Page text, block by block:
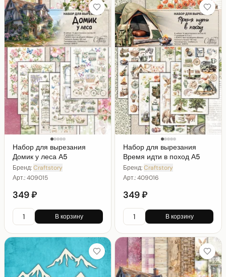
Набор для вырезания
Домик у леса А5
Бренд:Craftstory
Арт.:409015
349 ₽
В корзину
Набор для вырезания
Время идти в поход А5
Бренд:Craftstory
Арт.:409016
349 ₽
В корзину